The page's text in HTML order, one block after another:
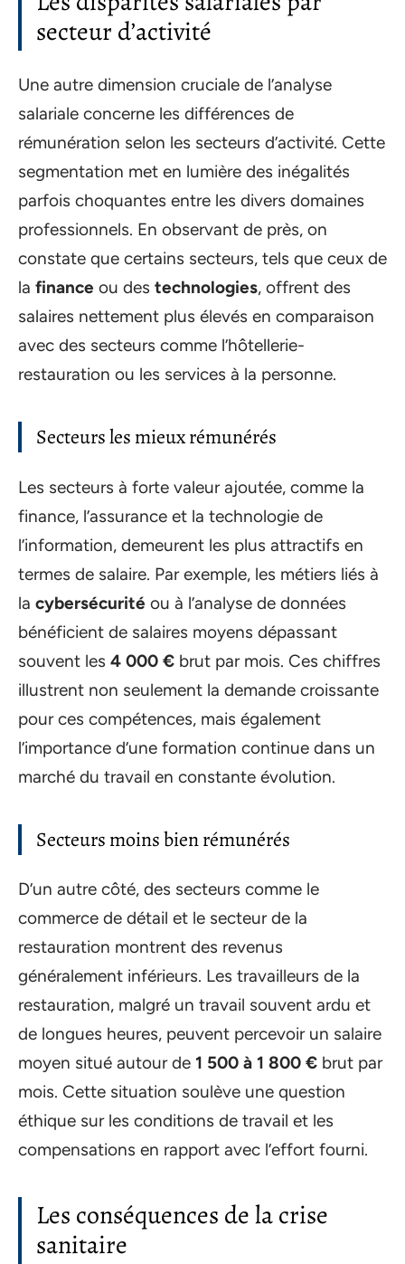
secteur d’activité
Une autre dimension cruciale de l’analyse
salariale concerne les différences de
rémunération selon les secteurs d’activité. Cette
segmentation met en lumière des inégalités
parfois choquantes entre les divers domaines
professionnels. En observant de près, on
constate que certains secteurs, tels que ceux de
la finance ou des technologies, offrent des
salaires nettement plus élevés en comparaison
avec des secteurs comme l’hôtellerie-
restauration ou les services à la personne.
Secteurs les mieux rémunérés
Les secteurs à forte valeur ajoutée, comme la
finance, l’assurance et la technologie de
l’information, demeurent les plus attractifs en
termes de salaire. Par exemple, les métiers liés à
la cybersécurité ou à l’analyse de données
bénéficient de salaires moyens dépassant
souvent les 4 000 € brut par mois. Ces chiffres
illustrent non seulement la demande croissante
pour ces compétences, mais également
l’importance d’une formation continue dans un
marché du travail en constante évolution.
Secteurs moins bien rémunérés
D’un autre côté, des secteurs comme le
commerce de détail et le secteur de la
restauration montrent des revenus
généralement inférieurs. Les travailleurs de la
restauration, malgré un travail souvent ardu et
de longues heures, peuvent percevoir un salaire
moyen situé autour de 1 500 à 1 800 € brut par
mois. Cette situation soulève une question
éthique sur les conditions de travail et les
compensations en rapport avec l’effort fourni.
Les conséquences de la crise
sanitaire